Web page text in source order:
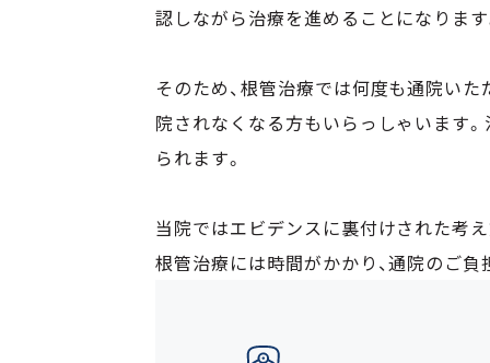
認しながら治療を進めることになりま
そのため、根管治療では何度も通院い
院されなくなる方もいらっしゃいます
られます。
当院ではエビデンスに裏付けされた考
根管治療には時間がかかり、通院のご負